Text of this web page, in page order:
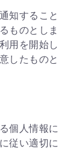
知すること
ものとしま
用を開始し
したものと
個人情報に
従い適切に